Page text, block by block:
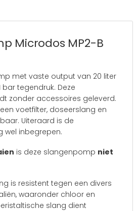
Microdos MP2-B
met vaste output van 20 liter
bar tegendruk. Deze
zonder accessoires geleverd.
voetfilter, doseerslang en
Uiteraard is de
wel inbegrepen.
is deze slangenpomp niet
is resistent tegen een divers
waaronder chloor en
slang dient